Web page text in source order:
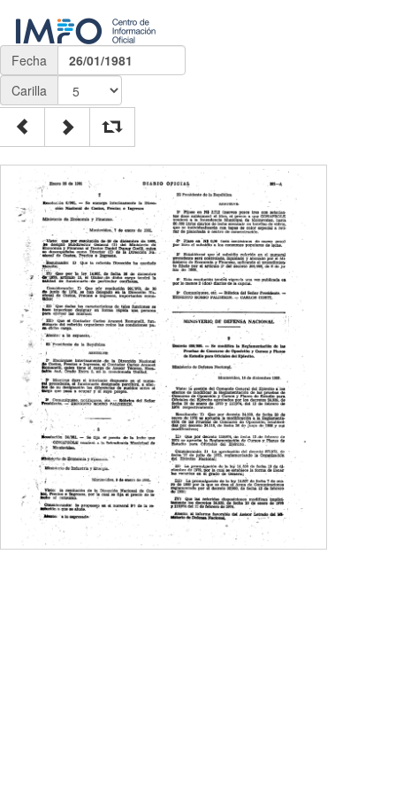
Fecha
26/01/1981
Carilla